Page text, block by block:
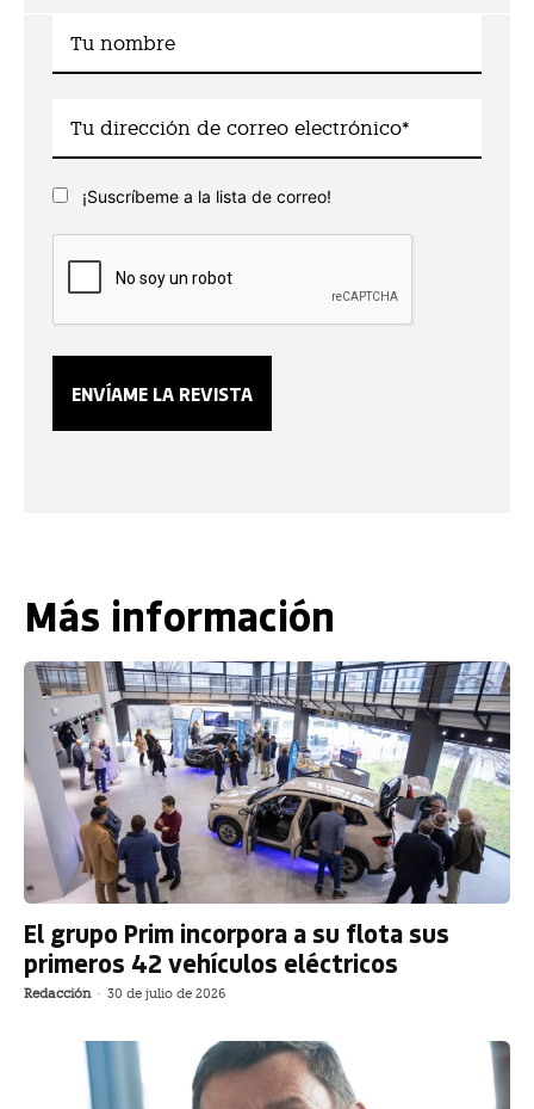
¡Suscríbeme a la lista de correo!
Más información
El grupo Prim incorpora a su flota sus
primeros 42 vehículos eléctricos
Redacción - 30 de julio de 2026